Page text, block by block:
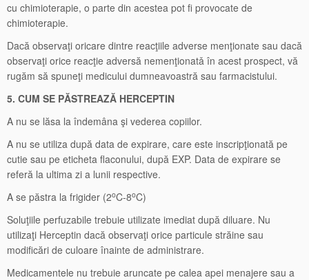
cu chimioterapie, o parte din acestea pot fi provocate de
chimioterapie.
Dacă observaţi oricare dintre reacţiile adverse menţionate sau dacă
observaţi orice reacţie adversă nemenţionatǎ în acest prospect, vă
rugăm să spuneţi medicului dumneavoastră sau farmacistului.
5. CUM SE PĂSTREAZĂ HERCEPTIN
A nu se lăsa la îndemâna şi vederea copiilor.
A nu se utiliza după data de expirare, care este inscripţionată pe
cutie sau pe eticheta flaconului, după EXP. Data de expirare se
referă la ultima zi a lunii respective.
A se păstra la frigider (2oC-8oC)
Soluţiile perfuzabile trebuie utilizate imediat după diluare. Nu
utilizaţi Herceptin dacă observaţi orice particule străine sau
modificări de culoare înainte de administrare.
Medicamentele nu trebuie aruncate pe calea apei menajere sau a